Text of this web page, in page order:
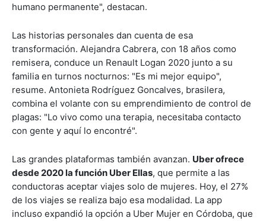
humano permanente", destacan.
Las historias personales dan cuenta de esa
transformación. Alejandra Cabrera, con 18 años como
remisera, conduce un Renault Logan 2020 junto a su
familia en turnos nocturnos: "Es mi mejor equipo",
resume. Antonieta Rodríguez Goncalves, brasilera,
combina el volante con su emprendimiento de control de
plagas: "Lo vivo como una terapia, necesitaba contacto
con gente y aquí lo encontré".
Las grandes plataformas también avanzan. Uber ofrece
desde 2020 la función Uber Ellas, que permite a las
conductoras aceptar viajes solo de mujeres. Hoy, el 27%
de los viajes se realiza bajo esa modalidad. La app
incluso expandió la opción a Uber Mujer en Córdoba, que